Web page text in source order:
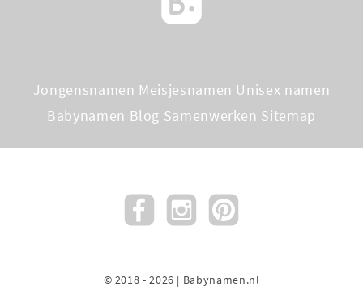
Jongensnamen Meisjesnamen Unisex namen
Babynamen Blog Samenwerken Sitemap
© 2018 - 2026 | Babynamen.nl